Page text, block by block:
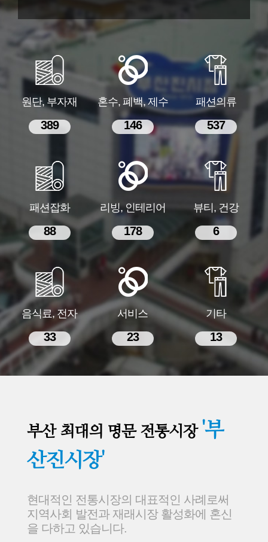
원단, 부자재
389
혼수, 폐백, 제수
146
패션의류
537
패션잡화
88
리빙, 인테리어
178
뷰티, 건강
6
음식료, 전자
33
서비스
23
기타
13
부산 최대의 명문 전통시장 '부
산진시장'
현대적인 전통시장의 대표적인 사례로써
지역사회 발전과 재래시장 활성화에 혼신
을 다하고 있습니다.